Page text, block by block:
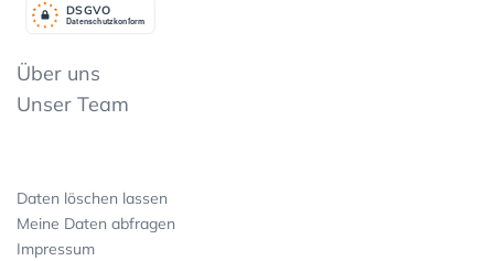
Datenschutzkonform
DSGVO
Über uns
Unser Team
Daten löschen lassen
Meine Daten abfragen
Impressum